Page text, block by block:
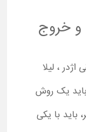
خروج
، لیلا
باید یک روش
باید با یکی